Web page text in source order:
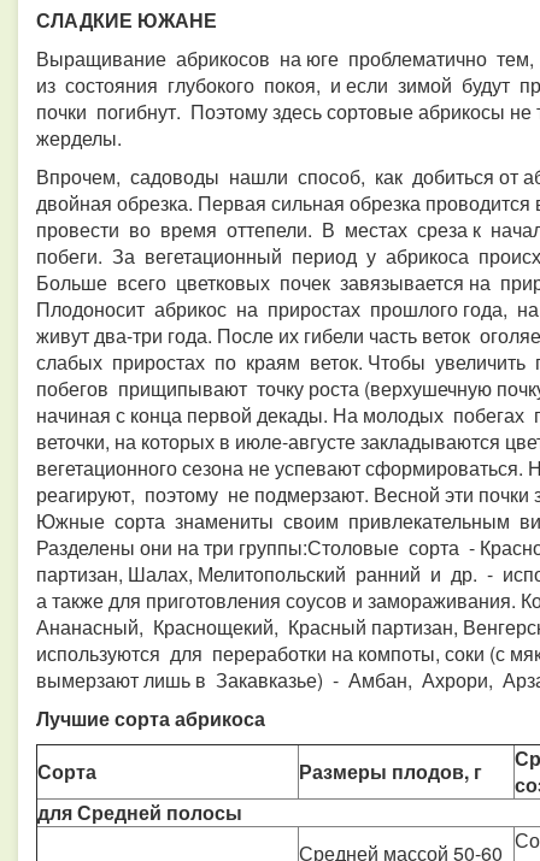
СЛАДКИЕ ЮЖАНЕ
Выращивание абрикосов на юге проблематично
из состояния глубокого покоя, и если зимой будут
почки погибнут. Поэтому здесь сортовые абрикосы не
жерделы.
Впрочем, садоводы нашли способ, как добиться от
двойная обрезка. Первая сильная обрезка
провести во время оттепели. В местах среза к
побеги. За вегетационный период у абрикоса
Больше всего цветковых почек завязывается на
Плодоносит абрикос на приростах прошлого года,
живут два-три года. После их гибели часть веток
слабых приростах по краям веток. Чтобы
побегов прищипывают точку роста (верхушечную
начиная с конца первой декады. На молодых
веточки, на которых в июле-августе закладываются
вегетационного сезона не успевают
реагируют, поэтому не подмерзают. Весной эти
Южные сорта знамениты своим привлекательным
Разделены они на три группы:Столовые сорта -
партизан, Шалах, Мелитопольский ранний и др. -
а также для приготовления соусов и замораживания.
Ананасный, Краснощекий, Красный партизан,
используются для переработки на компоты, соки (с
вымерзают лишь в Закавказье) - Амбан, Ахрори,
Лучшие сорта абрикоса
Сорта
Размеры плодов, г
для Средней полосы
Средней массой 50-60